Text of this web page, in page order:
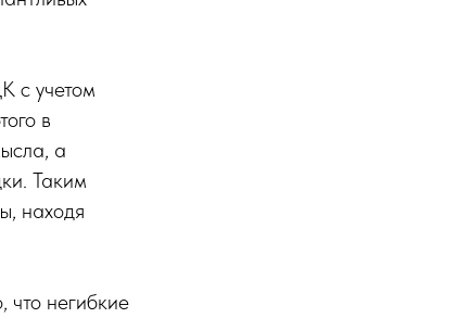
с учетом
в
а
Таким
находя
что негибкие